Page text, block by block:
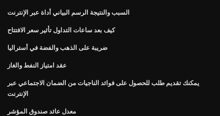
السبب والنتيجة الرسم البياني أداة عبر الإنترنت
كيف بعد ساعات التداول تأثير سعر الافتتاح
ضريبة على الذهب والفضة في أستراليا
عقد امتياز النفط والغاز
يمكنك تقديم طلب للحصول على فوائد الناجيات من الضمان الاجتماعي عبر
الإنترنت
معدل عائد صندوق المؤشر